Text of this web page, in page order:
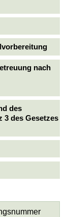
nach
des
3 des Gesetzes